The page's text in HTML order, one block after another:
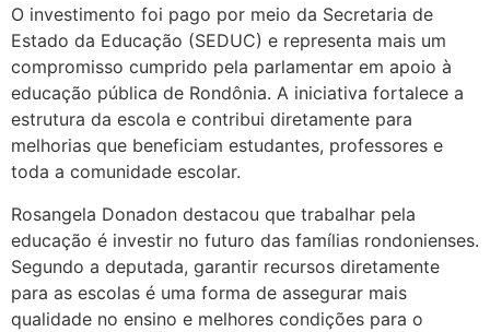
O investimento foi pago por meio da Secretaria de
Estado da Educação (SEDUC) e representa mais um
compromisso cumprido pela parlamentar em apoio à
educação pública de Rondônia. A iniciativa fortalece a
estrutura da escola e contribui diretamente para
melhorias que beneficiam estudantes, professores e
toda a comunidade escolar.
Rosangela Donadon destacou que trabalhar pela
educação é investir no futuro das famílias rondonienses.
Segundo a deputada, garantir recursos diretamente
para as escolas é uma forma de assegurar mais
qualidade no ensino e melhores condições para o